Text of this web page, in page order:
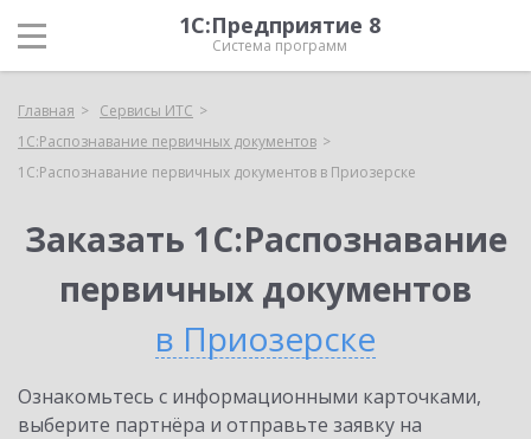
1С:Предприятие 8
Система программ
Главная
Сервисы ИТС
1С:Распознавание первичных документов
1С:Распознавание первичных документов в Приозерске
Заказать 1С:Распознавание
первичных документов
в Приозерске
Ознакомьтесь с информационными карточками,
выберите партнёра и отправьте заявку на